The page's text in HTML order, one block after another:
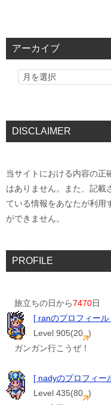
アーカイブ
DISCLAIMER
当サイトにおける内容の正
はありません。また、記載
ている情報をあなたが利用
ができません。
PROFILE
旅立ちの日から7470日
[ ranのプロフィール
Level 905(20 )
ガンガン行こうぜ！
[ nadyのプロフィー
Level 435(80 )